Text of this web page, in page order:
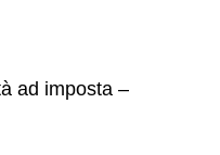
ad imposta –